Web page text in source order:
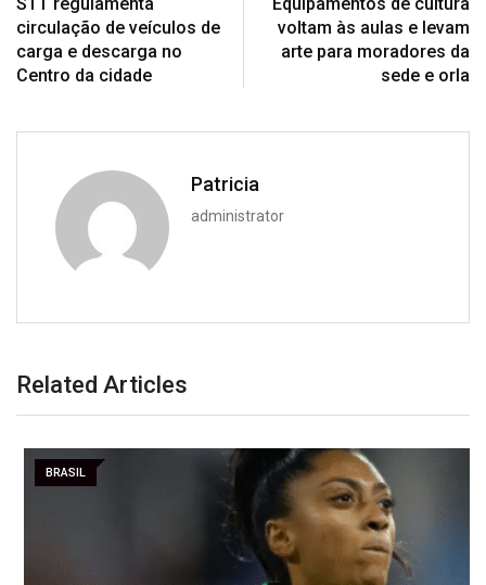
circulação de veículos de
carga e descarga no
Centro da cidade
voltam às aulas e levam
arte para moradores da
sede e orla
Patricia
administrator
Related Articles
BRASIL